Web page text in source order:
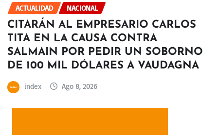
ACTUALIDAD NACIONAL
CITARÁN AL EMPRESARIO CARLOS
TITA EN LA CAUSA CONTRA
SALMAIN POR PEDIR UN SOBORNO
DE 100 MIL DÓLARES A VAUDAGNA
index Ago 8, 2026